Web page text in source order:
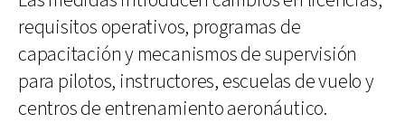
requisitos operativos, programas de
capacitación y mecanismos de supervisión
para pilotos, instructores, escuelas de vuelo y
centros de entrenamiento aeronáutico.